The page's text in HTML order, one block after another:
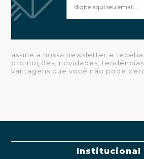
assine a nossa newsletter e
promoções, novidades,
vantagens que você não pode
Institucional